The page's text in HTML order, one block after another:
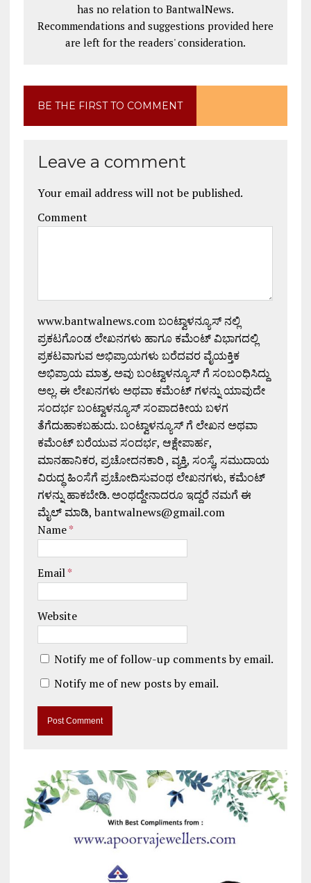
has no relation to BantwalNews.
Recommendations and suggestions provided here
are left for the readers' consideration.
BE THE FIRST TO COMMENT
Leave a comment
Your email address will not be published.
Comment
www.bantwalnews.com ಬಂಟ್ವಾಳನ್ಯೂಸ್ ನಲ್ಲಿ
ಪ್ರಕಟಗೊಂಡ ಲೇಖನಗಳು ಹಾಗೂ ಕಮೆಂಟ್ ವಿಭಾಗದಲ್ಲಿ
ಪ್ರಕಟವಾಗುವ ಅಭಿಪ್ರಾಯಗಳು ಬರೆದವರ ವೈಯಕ್ತಿಕ
ಅಭಿಪ್ರಾಯ ಮಾತ್ರ. ಅವು ಬಂಟ್ವಾಳನ್ಯೂಸ್ ಗೆ ಸಂಬಂಧಿಸಿದ್ದು
ಅಲ್ಲ. ಈ ಲೇಖನಗಳು ಅಥವಾ ಕಮೆಂಟ್ ಗಳನ್ನು ಯಾವುದೇ
ಸಂದರ್ಭ ಬಂಟ್ವಾಳನ್ಯೂಸ್ ಸಂಪಾದಕೀಯ ಬಳಗ
ತೆಗೆದುಹಾಕಬಹುದು. ಬಂಟ್ವಾಳನ್ಯೂಸ್ ಗೆ ಲೇಖನ ಅಥವಾ
ಕಮೆಂಟ್ ಬರೆಯುವ ಸಂದರ್ಭ, ಆಕ್ಷೇಪಾರ್ಹ,
ಮಾನಹಾನಿಕರ, ಪ್ರಚೋದನಕಾರಿ , ವ್ಯಕ್ತಿ, ಸಂಸ್ಥೆ, ಸಮುದಾಯ
ವಿರುದ್ಧ ಹಿಂಸೆಗೆ ಪ್ರಚೋದಿಸುವಂಥ ಲೇಖನಗಳು, ಕಮೆಂಟ್
ಗಳನ್ನು ಹಾಕಬೇಡಿ. ಅಂಥದ್ದೇನಾದರೂ ಇದ್ದರೆ ನಮಗೆ ಈ
ಮೈಲ್ ಮಾಡಿ, bantwalnews@gmail.com
Name*
Email*
Website
Notify me of follow-up comments by email.
Notify me of new posts by email.
t
e
r